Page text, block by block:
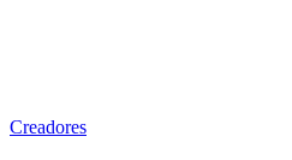
Creadores